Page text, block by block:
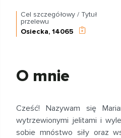
Cel szczegółowy / Tytuł
przelewu
Osiecka, 14065
O mnie
Cześć! Nazywam się
wytrzewionymi jelitami i
sobie mnóstwo siły oraz